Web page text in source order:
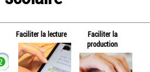
Faciliter la lecture
Faciliter la
production